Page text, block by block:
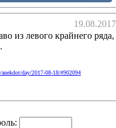
19.08.2017
из левого крайнего ряда,
day/2017-08-18/#902094